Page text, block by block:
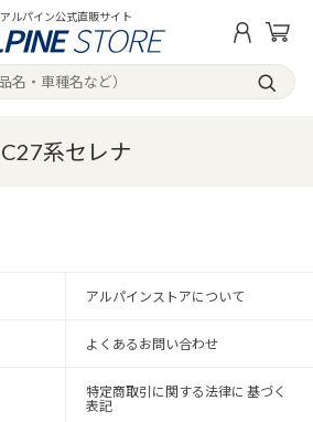
アルパイン公式直販サイト
C27系セレナ
アルパインストアについて
よくあるお問い合わせ
特定商取引に関する法律に 基づく
表記